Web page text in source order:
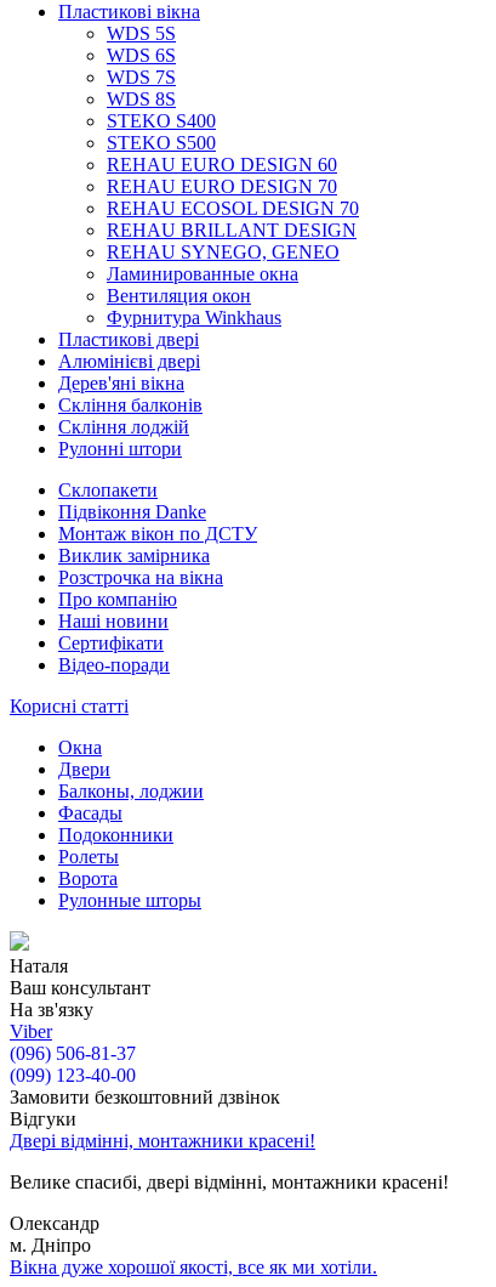
Пластикові вікна
WDS 5S
WDS 6S
WDS 7S
WDS 8S
STEKO S400
STEKO S500
REHAU EURO DESIGN 60
REHAU EURO DESIGN 70
REHAU ECOSOL DESIGN 70
REHAU BRILLANT DESIGN
REHAU SYNEGO, GENEO
Ламинированные окна
Вентиляция окон
Фурнитура Winkhaus
Пластикові двері
Алюмінієві двері
Дерев'яні вікна
Скління балконів
Скління лоджій
Рулонні штори
Склопакети
Підвіконня Danke
Монтаж вікон по ДСТУ
Виклик замірника
Розстрочка на вікна
Про компанію
Наші новини
Сертифікати
Відео-поради
Корисні статті
Окна
Двери
Балконы, лоджии
Фасады
Подоконники
Ролеты
Ворота
Рулонные шторы
Наталя
Ваш консультант
На зв'язку
Viber
(096) 506-81-37
(099) 123-40-00
Замовити безкоштовний дзвінок
Відгуки
Двері відмінні, монтажники красені!
Велике спасибі, двері відмінні, монтажники красені!
Олександр
м. Дніпро
Вікна дуже хорошої якості, все як ми хотіли.